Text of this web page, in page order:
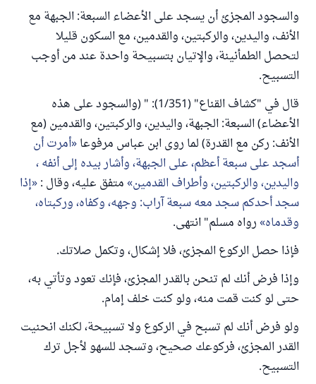
والسجود المجزئ أن يسجد على الأعضاء السبعة: الجبهة مع
الأنف، واليدين، والركبتين، والقدمين، مع السكون قليلا
لتحصل الطمأنينة، والإتيان بتسبيحة واحدة عند من أوجب
التسبيح.
قال في "كشاف القناع" (1/351): " (والسجود على هذه
الأعضاء) السبعة: الجبهة، واليدين، والركبتين، والقدمين (مع
الأنف: ركن مع القدرة) لما روى ابن عباس مرفوعا أمرت أن
أسجد على سبعة أعظم، على الجبهة، وأشار بيده إلى أنفه ،
واليدين، والركبتين، وأطراف القدمين متفق عليه، وقال : إذا
سجد أحدكم سجد معه سبعة آراب: وجهه، وكفاه، وركبتاه،
وقدماه رواه مسلم" انتهى.
فإذا حصل الركوع المجزئ، فلا إشكال، وتكمل صلاتك.
وإذا فرض أنك لم تنحن بالقدر المجزئ، فإنك تعود وتأتي به،
حتى لو كنت قمت منه، ولو كنت خلف إمام.
ولو فرض أنك لم تسبح في الركوع ولا تسبيحة، لكنك انحنيت
القدر المجزئ، فركوعك صحيح، وتسجد للسهو لأجل ترك
التسبيح.